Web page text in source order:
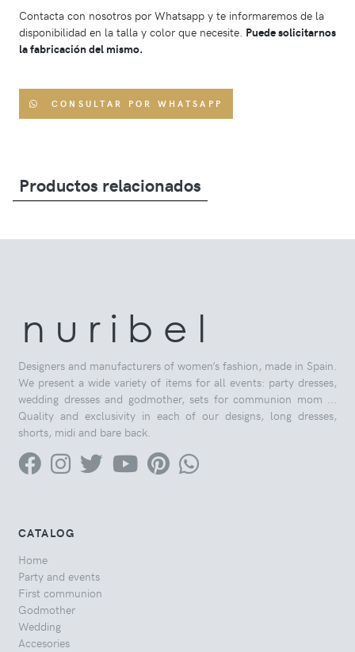
Contacta con nosotros por Whatsapp y te informaremos de la
disponibilidad en la talla y color que necesite. Puede solicitarnos
la fabricación del mismo.
CONSULTAR POR WHATSAPP
Productos relacionados
n u r i b e l
Designers and manufacturers of women’s fashion, made in Spain.
We present a wide variety of items for all events: party dresses,
wedding dresses and godmother, sets for communion mom ...
Quality and exclusivity in each of our designs, long dresses,
shorts, midi and bare back.
CATALOG
Home
Party and events
First communion
Godmother
Wedding
Accesories